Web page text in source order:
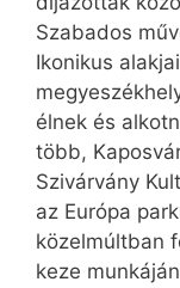
Szabados
Ikonikus
élnek és
több,
Szivárvány
az Európa
közelmúltban
keze